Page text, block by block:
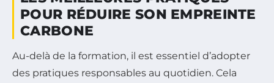
POUR RÉDUIRE SON EMPREINTE
CARBONE
Au-delà de la formation, il est essentiel d’adopter
des pratiques responsables au quotidien. Cela